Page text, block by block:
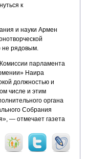
к
и науки Армен
не рядовым.
парламента
Наира
должностью и
числе и этим
органа
Собрания
— отмечает газета